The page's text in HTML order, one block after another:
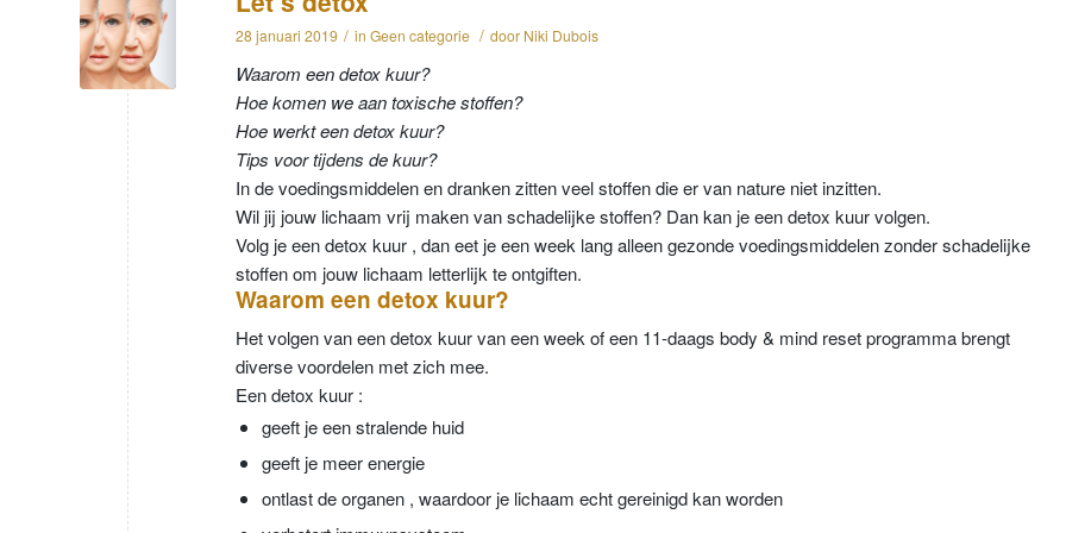
28 januari 2019 / in Geen categorie / door Niki Dubois
Waarom een detox kuur?
Hoe komen we aan toxische stoffen?
Hoe werkt een detox kuur?
Tips voor tijdens de kuur?
In de voedingsmiddelen en dranken zitten veel stoffen die er van nature niet inzitten.
Wil jij jouw lichaam vrij maken van schadelijke stoffen? Dan kan je een detox kuur volgen.
Volg je een detox kuur , dan eet je een week lang alleen gezonde voedingsmiddelen zonder schadelijke
stoffen om jouw lichaam letterlijk te ontgiften.
Waarom een detox kuur?
Het volgen van een detox kuur van een week of een 11-daags body & mind reset programma brengt
diverse voordelen met zich mee.
Een detox kuur :
geeft je een stralende huid
geeft je meer energie
ontlast de organen , waardoor je lichaam echt gereinigd kan worden